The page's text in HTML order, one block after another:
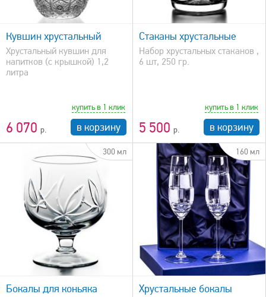
Кувшин хрустальный
Хрустальный кувшин для
напитков (с крышкой) 1,2
литра
6 070
купить в 1 клик
в корзину
быстрый просмотр
Стаканы хрустальные
Набор хрустальных стаканов ,
6 шт, 250 гр.
5 500
купить в 1 клик
в корзину
300 мл
Бокалы для коньяка
160 мл
быстрый просмотр
Хрустальные бокалы